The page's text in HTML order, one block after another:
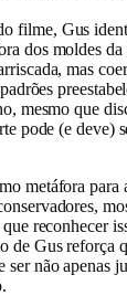
filme, Gus
dos moldes da
mas
mesmo que
pode (e deve)
metáfora para
reconhecer
de Gus reforça
ser não apenas